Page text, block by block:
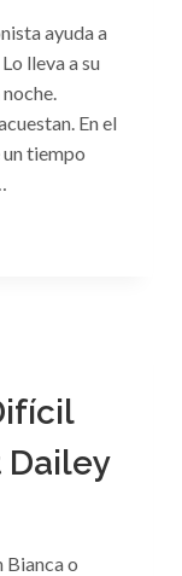
ayuda a
lleva a su
En el
tiempo
Dailey
Bianca o